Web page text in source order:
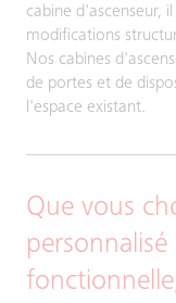
cabine d'ascenseur,
modifications
Nos cabines
de portes et de
l'espace existant.
Que vous